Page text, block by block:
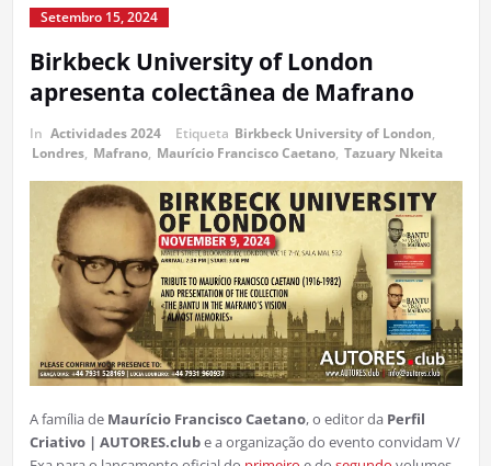
Setembro 15, 2024
Birkbeck University of London
apresenta colectânea de Mafrano
In Actividades 2024 Etiqueta Birkbeck University of London,
Londres, Mafrano, Maurício Francisco Caetano, Tazuary Nkeita
A família de Maurício Francisco Caetano, o editor da Perfil
Criativo | AUTORES.clube a organização do evento convidam V/